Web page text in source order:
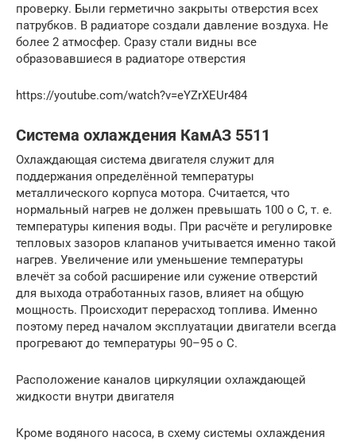
проверку. Были герметично закрыты отверстия всех
патрубков. В радиаторе создали давление воздуха. Не
более 2 атмосфер. Сразу стали видны все
образовавшиеся в радиаторе отверстия
https://youtube.com/watch?v=eYZrXEUr484
Система охлаждения КамАЗ 5511
Охлаждающая система двигателя служит для
поддержания определённой температуры
металлического корпуса мотора. Считается, что
нормальный нагрев не должен превышать 100 о С, т. е.
температуры кипения воды. При расчёте и регулировке
тепловых зазоров клапанов учитывается именно такой
нагрев. Увеличение или уменьшение температуры
влечёт за собой расширение или сужение отверстий
для выхода отработанных газов, влияет на общую
мощность. Происходит перерасход топлива. Именно
поэтому перед началом эксплуатации двигатели всегда
прогревают до температуры 90–95 о С.
Расположение каналов циркуляции охлаждающей
жидкости внутри двигателя
Кроме водяного насоса, в схему системы охлаждения